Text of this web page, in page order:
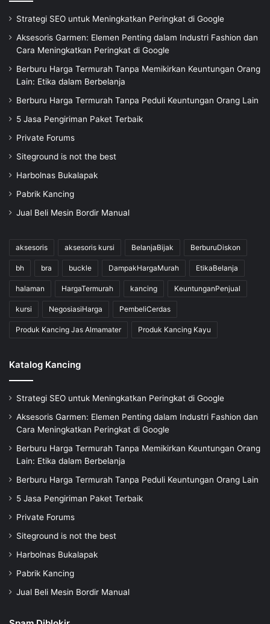
Strategi SEO untuk Meningkatkan Peringkat di Google
Aksesoris Garmen: Elemen Penting dalam Industri Fashion dan
Cara Meningkatkan Peringkat di Google
Berburu Harga Termurah Tanpa Memikirkan Keuntungan Orang
Lain: Etika dalam Berbelanja
Berburu Harga Termurah Tanpa Peduli Keuntungan Orang Lain
5 Jasa Pengiriman Paket Terbaik
Private Forums
Siteground is not the best
Harbolnas Bukalapak
Pabrik Kancing
Jual Beli Mesin Bordir Manual
aksesoris aksesoris kursi BelanjaBijak BerburuDiskon
bh bra buckle DampakHargaMurah EtikaBelanja
halaman HargaTermurah kancing KeuntunganPenjual
kursi NegosiasiHarga PembeliCerdas
Produk Kancing Jas Almamater Produk Kancing Kayu
Katalog Kancing
Strategi SEO untuk Meningkatkan Peringkat di Google
Aksesoris Garmen: Elemen Penting dalam Industri Fashion dan
Cara Meningkatkan Peringkat di Google
Berburu Harga Termurah Tanpa Memikirkan Keuntungan Orang
Lain: Etika dalam Berbelanja
Berburu Harga Termurah Tanpa Peduli Keuntungan Orang Lain
5 Jasa Pengiriman Paket Terbaik
Private Forums
Siteground is not the best
Harbolnas Bukalapak
Pabrik Kancing
Jual Beli Mesin Bordir Manual